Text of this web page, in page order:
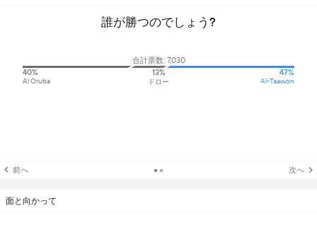
誰が勝つのでしょう?
合計票数: 7,030
40%
Al Oruba
13%
ドロー
47%
Al-Taawon
前へ 次へ
面と向かって